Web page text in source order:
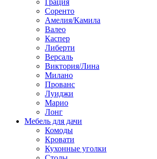
Грация
Соренто
Амелия/Камила
Валео
Каспер
Либерти
Версаль
Виктория/Лина
Милано
Прованс
Луиджи
Марио
Лонг
Мебель для дачи
Комоды
Кровати
Кухонные уголки